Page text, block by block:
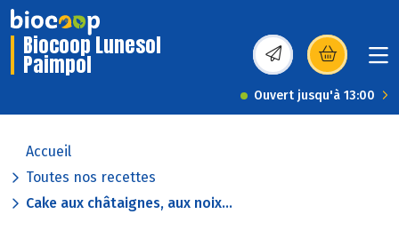
Biocoop Lunesol
Paimpol (s’ouvre dans une
Ouvert jusqu'à 13:00
Accueil
Toutes nos recettes
Cake aux châtaignes, aux noix...